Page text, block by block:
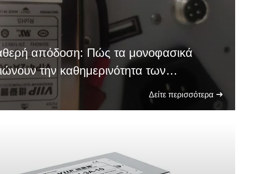
απόδοση: Πώς τα μονοφασικά
την καθημερινότητα των
συσκευών
Δείτε περισσότερα